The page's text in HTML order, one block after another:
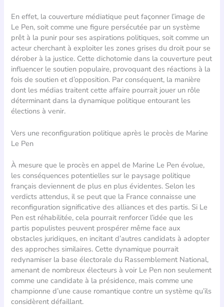
En effet, la couverture médiatique peut façonner l’image de
Le Pen, soit comme une figure persécutée par un système
prêt à la punir pour ses aspirations politiques, soit comme un
acteur cherchant à exploiter les zones grises du droit pour se
dérober à la justice. Cette dichotomie dans la couverture peut
influencer le soutien populaire, provoquant des réactions à la
fois de soutien et d’opposition. Par conséquent, la manière
dont les médias traitent cette affaire pourrait jouer un rôle
déterminant dans la dynamique politique entourant les
élections à venir.
Vers une reconfiguration politique après le procès de Marine
Le Pen
À mesure que le procès en appel de Marine Le Pen évolue,
les conséquences potentielles sur le paysage politique
français deviennent de plus en plus évidentes. Selon les
verdicts attendus, il se peut que la France connaisse une
reconfiguration significative des alliances et des partis. Si Le
Pen est réhabilitée, cela pourrait renforcer l’idée que les
partis populistes peuvent prospérer même face aux
obstacles juridiques, en incitant d’autres candidats à adopter
des approches similaires. Cette dynamique pourrait
redynamiser la base électorale du Rassemblement National,
amenant de nombreux électeurs à voir Le Pen non seulement
comme une candidate à la présidence, mais comme une
championne d’une cause romantique contre un système qu’ils
considèrent défaillant.